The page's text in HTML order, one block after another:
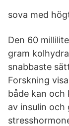
sova med
Den 60
gram
snabbaste
Forskning
både kan och
av insulin och